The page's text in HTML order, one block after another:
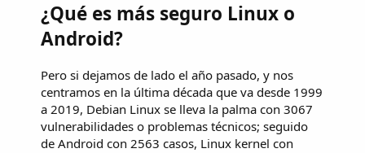
¿Qué es más seguro Linux o
Android?
Pero si dejamos de lado el año pasado, y nos
centramos en la última década que va desde 1999
a 2019, Debian Linux se lleva la palma con 3067
vulnerabilidades o problemas técnicos; seguido
de Android con 2563 casos, Linux kernel con